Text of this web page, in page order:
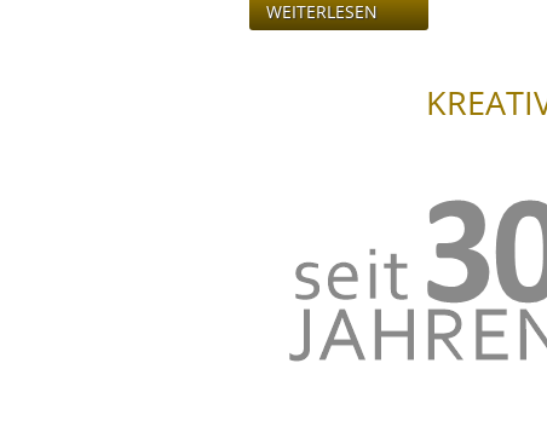
WEITERLESEN